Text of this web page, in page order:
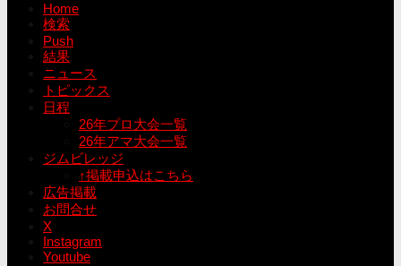
Home
検索
Push
結果
ニュース
トピックス
日程
26年プロ大会一覧
26年アマ大会一覧
ジムビレッジ
↑掲載申込はこちら
広告掲載
お問合せ
X
Instagram
Youtube